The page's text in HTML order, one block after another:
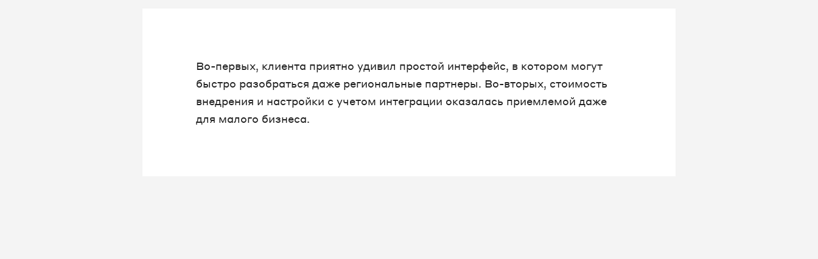
Во-первых, клиента приятно удивил простой интерфейс, в котором могут
быстро разобраться даже региональные партнеры. Во-вторых, стоимость
внедрения и настройки с учетом интеграции оказалась приемлемой даже
для малого бизнеса.